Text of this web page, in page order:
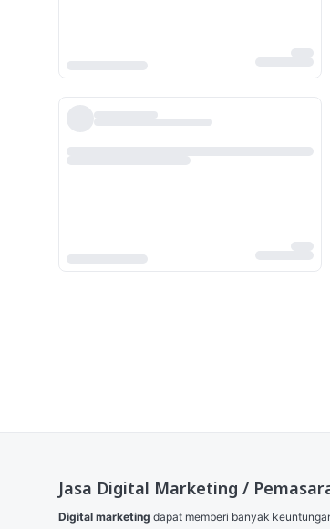
Jasa Digital Marketing /
Digital marketing dapat memberi banyak